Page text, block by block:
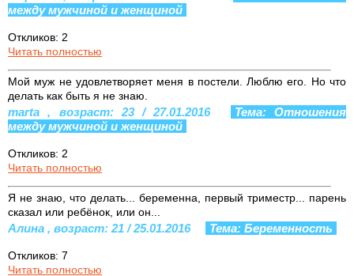
между мужчиной и женщиной
Откликов: 2
Читать полностью
Мой муж не удовлетворяет меня в постели. Люблю его. Но что
делать как быть я не знаю.
marta , возраст: 23 / 27.01.2016
Тема: Отношения
между мужчиной и женщиной
Откликов: 2
Читать полностью
Я не знаю, что делать... беременна, первый триместр... парень
сказал или ребёнок, или он...
Алина , возраст: 21 / 25.01.2016 Тема: Беременность
Откликов: 7
Читать полностью